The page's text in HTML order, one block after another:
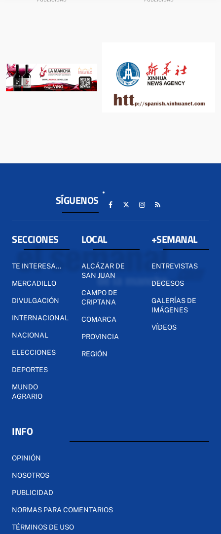
SÍGUENOS
SECCIONES
TE INTERESA...
MERCADILLO
DIVULGACIÓN
INTERNACIONAL
NACIONAL
ELECCIONES
DEPORTES
MUNDO
AGRARIO
LOCAL
ALCÁZAR DE
SAN JUAN
CAMPO DE
CRIPTANA
COMARCA
PROVINCIA
REGIÓN
+SEMANAL
ENTREVISTAS
DECESOS
GALERÍAS DE
IMÁGENES
VÍDEOS
INFO
OPINIÓN
NOSOTROS
PUBLICIDAD
NORMAS PARA COMENTARIOS
TÉRMINOS DE USO